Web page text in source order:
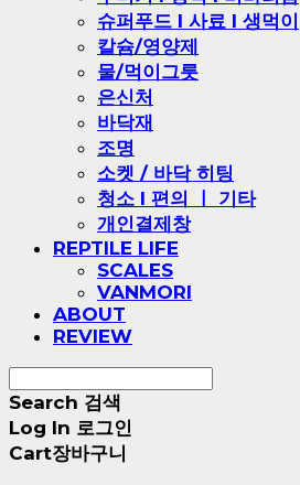
슈퍼푸드 l 사료 l 생먹이
칼슘/영양제
물/먹이그릇
은신처
바닥재
조명
소켓 / 바닥 히팅
청소 l 편의 ㅣ 기타
개인결제창
REPTILE LIFE
SCALES
VANMORI
ABOUT
REVIEW
Search 검색
Log In 로그인
Cart장바구니